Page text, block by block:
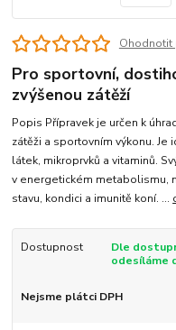
Ohodnotit
Pro sportovní,
zvýšenou zátěží
Popis Přípravek je určen k
zátěži a sportovním výkonu.
látek, mikroprvků a vitaminů.
v energetickém metabolismu,
stavu, kondici a imunitě koní. ...
Dostupnost
Dle
odesíláme
Nejsme plátci DPH